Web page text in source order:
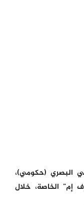
البصري (حكومي)،
الخاصة، خلال